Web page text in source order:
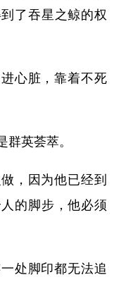
了吞星之鲸的权
心脏，靠着不死
群英荟萃。
，因为他已经到
的脚步，他必须
处脚印都无法追